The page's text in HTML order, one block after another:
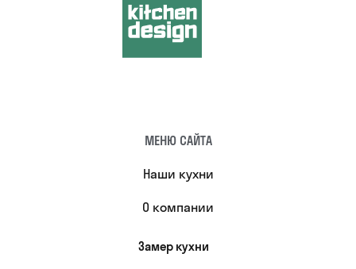
МЕНЮ САЙТА
Наши кухни
О компании
Замер кухни